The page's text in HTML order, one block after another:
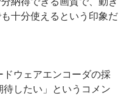
十分使えるという印象だ
ウェアエンコーダの採
したい」というコメン